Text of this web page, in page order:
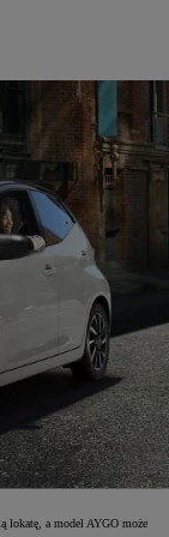
lokatę, a model AYGO może